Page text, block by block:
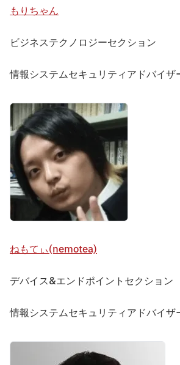
もりちゃん
ビジネステクノロジーセクション
情報システムセキュリティアドバイザ
ねもてぃ(nemotea)
デバイス&エンドポイントセクション
情報システムセキュリティアドバイザ